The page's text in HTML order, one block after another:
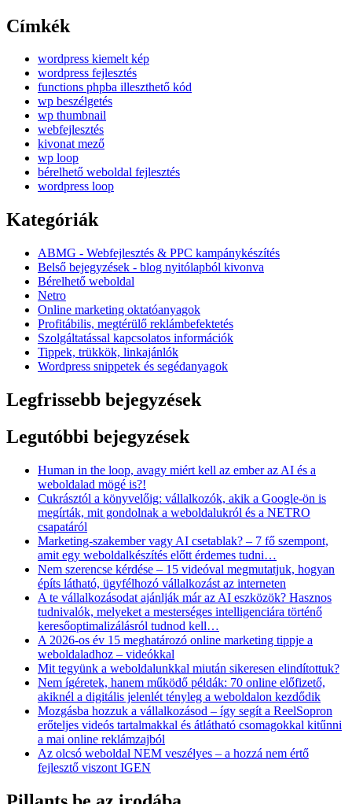
Címkék
wordpress kiemelt kép
wordpress fejlesztés
functions phpba illeszthető kód
wp beszélgetés
wp thumbnail
webfejlesztés
kivonat mező
wp loop
bérelhető weboldal fejlesztés
wordpress loop
Kategóriák
ABMG - Webfejlesztés & PPC kampánykészítés
Belső bejegyzések - blog nyitólapból kivonva
Bérelhető weboldal
Netro
Online marketing oktatóanyagok
Profitábilis, megtérülő reklámbefektetés
Szolgáltatással kapcsolatos információk
Tippek, trükkök, linkajánlók
Wordpress snippetek és segédanyagok
Legfrissebb bejegyzések
Legutóbbi bejegyzések
Human in the loop, avagy miért kell az ember az AI és a
weboldalad mögé is?!
Cukrásztól a könyvelőig: vállalkozók, akik a Google-ön is
megírták, mit gondolnak a weboldalukról és a NETRO
csapatáról
Marketing-szakember vagy AI csetablak? – 7 fő szempont,
amit egy weboldalkészítés előtt érdemes tudni…
Nem szerencse kérdése – 15 videóval megmutatjuk, hogyan
építs látható, ügyfélhozó vállalkozást az interneten
A te vállalkozásodat ajánlják már az AI eszközök? Hasznos
tudnivalók, melyeket a mesterséges intelligenciára történő
keresőoptimalizálásról tudnod kell…
A 2026-os év 15 meghatározó online marketing tippje a
weboldaladhoz – videókkal
Mit tegyünk a weboldalunkkal miután sikeresen elindítottuk?
Nem ígéretek, hanem működő példák: 70 online előfizető,
akiknél a digitális jelenlét tényleg a weboldalon kezdődik
Mozgásba hozzuk a vállalkozásod – így segít a ReelSopron
erőteljes videós tartalmakkal és átlátható csomagokkal kitűnni
a mai online reklámzajból
Az olcsó weboldal NEM veszélyes – a hozzá nem értő
fejlesztő viszont IGEN